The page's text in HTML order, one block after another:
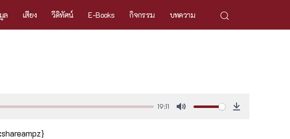
ล เสียง วีดิทัศน์ E-Books กิจกรรม บทความ
19:11